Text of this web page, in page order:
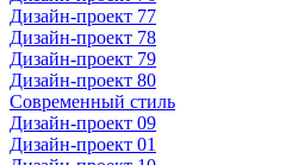
Дизайн-проект 77
Дизайн-проект 78
Дизайн-проект 79
Дизайн-проект 80
Современный стиль
Дизайн-проект 09
Дизайн-проект 01